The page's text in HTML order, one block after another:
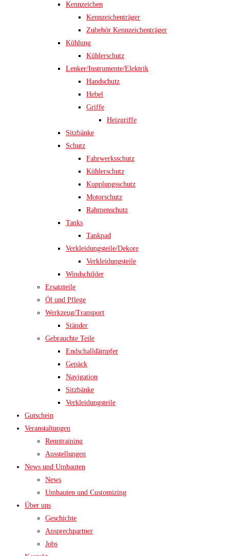
Kennzeichen
Kennzeichenträger
Zubehör Kennzeichenträger
Kühlung
Kühlerschutz
Lenker/Instrumente/Elektrik
Handschutz
Hebel
Griffe
Heizgriffe
Sitzbänke
Schutz
Fahrwerksschutz
Kühlerschutz
Kupplungsschutz
Motorschutz
Rahmenschutz
Tanks
Tankpad
Verkleidungsteile/Dekore
Verkleidungsteile
Windschilder
Ersatzteile
Öl und Pflege
Werkzeug/Transport
Ständer
Gebrauchte Teile
Endschalldämpfer
Gepäck
Navigation
Sitzbänke
Verkleidungsteile
Gutschein
Veranstaltungen
Renntraining
Ausstellungen
News und Umbauten
News
Umbauten und Customizing
Über uns
Geschichte
Ansprechpartner
Jobs